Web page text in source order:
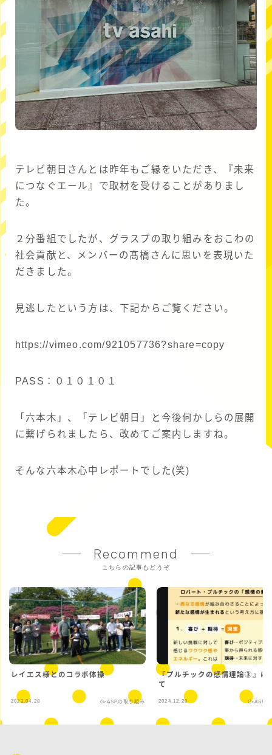
テレビ朝日さんとは昨年もご縁をいただき、『未来
につなぐエール』で取材を受けることがありまし
た。
２分番組でしたが、グラスプの取り組みをおこわの
社会貢献と、メンバーの髙橋さんに思いを表現いた
だきました。
見逃したという方は、下記からご覧ください。
https://vimeo.com/921057736?share=copy
PASS：０１０１０１
「六本木」、「テレビ朝日」と今後何かしらの展開
に繋げられましたら、改めてご案内しますね。
そんな六本木心中レポートでした(笑)
Recommend
こちらの記事もどうぞ
レイエス様とのコラボ体操
2023.04.28 GrASPの取り組み
『プルチックの感情理論③』に
て
2024.12.28 GrASPの